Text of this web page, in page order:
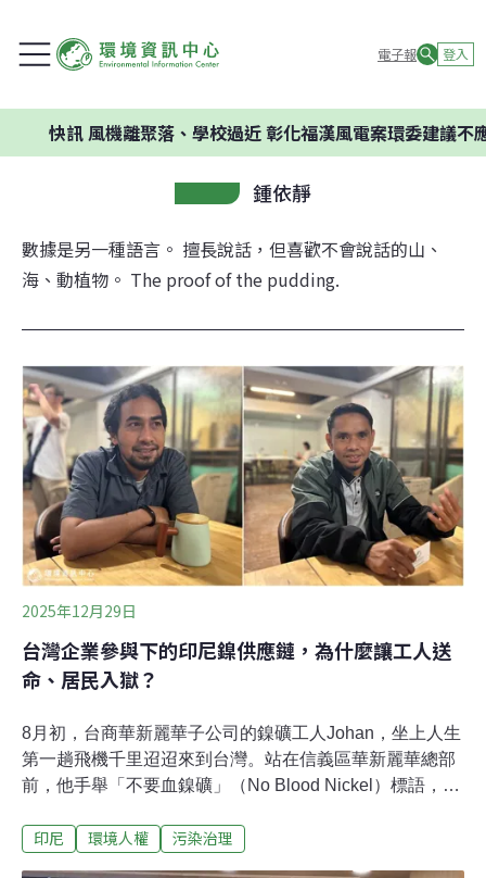
電子報 登入
機離聚落、學校過近 彰化福漢風電案環委建議不應開發
鍾依靜
數據是另一種語言。 擅長說話，但喜歡不會說話的山、
海、動植物。 The proof of the pudding.
2025年12月29日
台灣企業參與下的印尼鎳供應鏈，為什麼讓工人送
命、居民入獄？
8月初，台商華新麗華子公司的鎳礦工人Johan，坐上人生
第一趟飛機千里迢迢來到台灣。站在信義區華新麗華總部
前，他手舉「不要血鎳礦」（No Blood Nickel）標語，高
（2024）年9月，他一位年僅24歲的同事Andri，在清理輸
印尼 環境人權 污染治理